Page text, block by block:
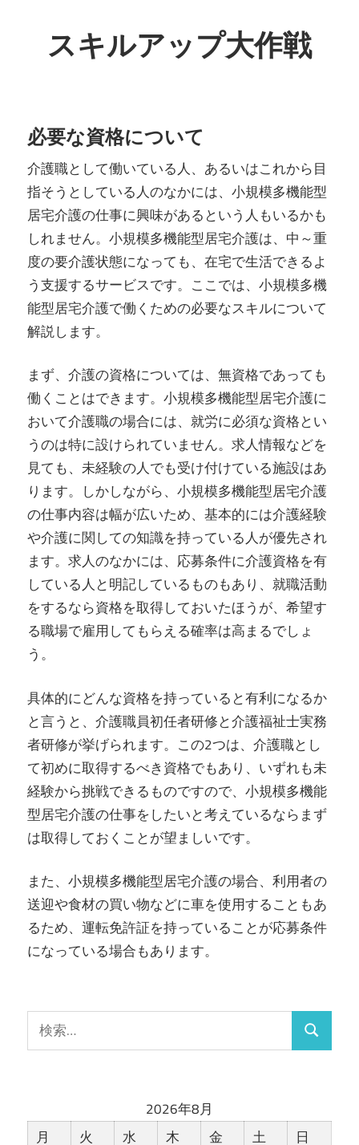
へ
ス
キ
ッ
プ
スキルアップ大作戦
模
多
機
能
型
居
宅
介
護
で
キ
ル
ア
ッ
プ
を
目
指
そ
う！
必要な資格について
介護職として働いている人、あるいはこれから目
指そうとしている人のなかには、小規模多機能型
居宅介護の仕事に興味があるという人もいるかも
しれません。小規模多機能型居宅介護は、中～重
度の要介護状態になっても、在宅で生活できるよ
う支援するサービスです。ここでは、小規模多機
能型居宅介護で働くための必要なスキルについて
解説します。
まず、介護の資格については、無資格であっても
働くことはできます。小規模多機能型居宅介護に
おいて介護職の場合には、就労に必須な資格とい
うのは特に設けられていません。求人情報などを
見ても、未経験の人でも受け付けている施設はあ
ります。しかしながら、小規模多機能型居宅介護
の仕事内容は幅が広いため、基本的には介護経験
や介護に関しての知識を持っている人が優先され
ます。求人のなかには、応募条件に介護資格を有
している人と明記しているものもあり、就職活動
をするなら資格を取得しておいたほうが、希望す
る職場で雇用してもらえる確率は高まるでしょ
う。
具体的にどんな資格を持っていると有利になるか
と言うと、介護職員初任者研修と介護福祉士実務
者研修が挙げられます。この2つは、介護職とし
て初めに取得するべき資格でもあり、いずれも未
経験から挑戦できるものですので、小規模多機能
型居宅介護の仕事をしたいと考えているならまず
は取得しておくことが望ましいです。
また、小規模多機能型居宅介護の場合、利用者の
送迎や食材の買い物などに車を使用することもあ
るため、運転免許証を持っていることが応募条件
になっている場合もあります。
2026年8月
月
火 水 木 金 土
日